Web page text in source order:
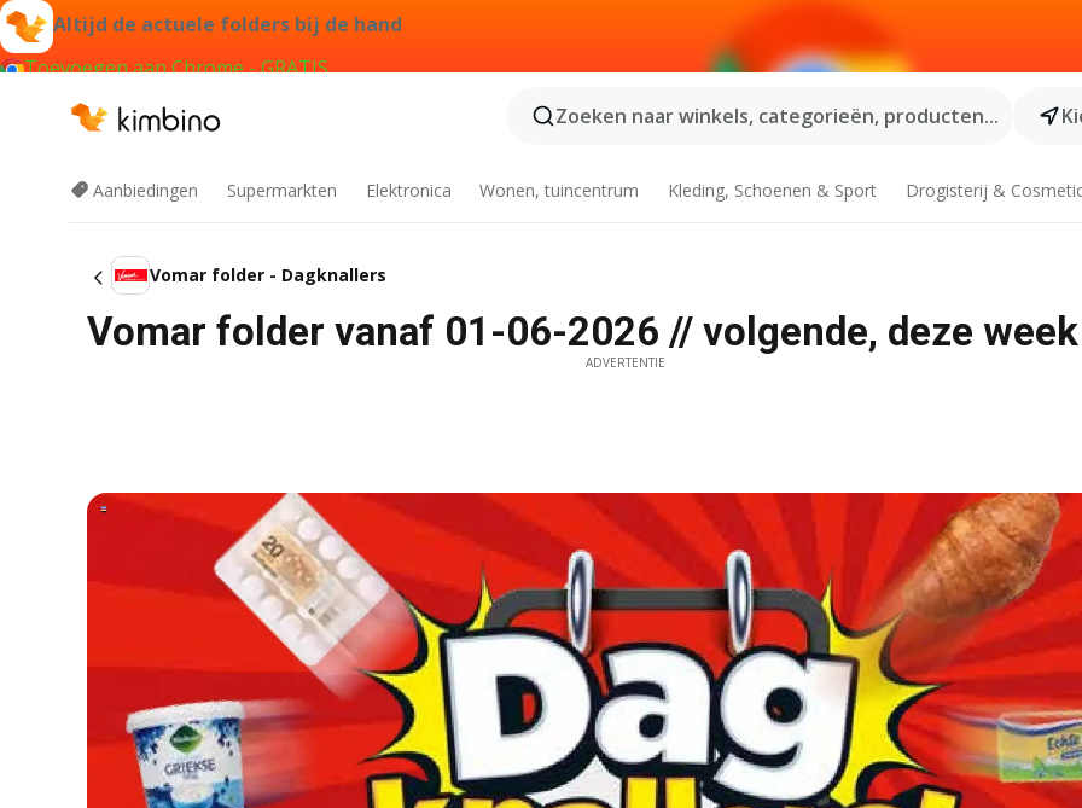
Altijd de actuele folders bij de hand
Toevoegen aan Chrome - GRATIS
Zoeken naar winkels, categorieën, producten...
Aanbiedingen Supermarkten Elektronica Wonen, tuincentrum Kleding, Schoenen & Sport Drogisterij &
Vomar folder - Dagknallers
Vomar folder vanaf 01-06-2026 // volgende, deze week
ADVERTENTIE